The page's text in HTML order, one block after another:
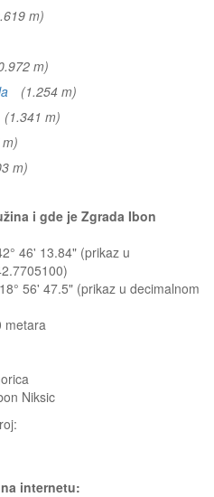
m)
m)
(1.254 m)
(1.341 m)
m)
m)
i gde je Zgrada Ibon
46' 13.84" (prikaz u
56' 47.5" (prikaz u decimalnom
metara
Niksic
internetu: